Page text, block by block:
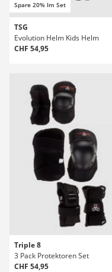
Spare 20% Im Set
TSG
Evolution Helm Kids Helm
CHF 54,95
Triple 8
3 Pack Protektoren Set
CHF 54,95